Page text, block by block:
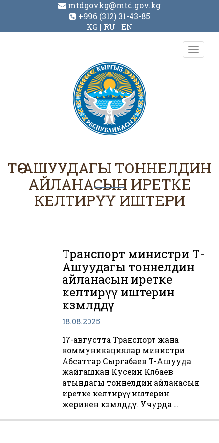
mtdgovkg@mtd.gov.kg
+996 (312) 31-43-85
KG
RU EN
Toggle
ТӨӨ-АШУУДАГЫ ТОННЕЛДИН
АЙЛАНАСЫН ИРЕТКЕ
КЕЛТИРҮҮ ИШТЕРИ
Транспорт министри Төө-
Ашуудагы тоннелдин
айланасын иретке
келтирүү иштерин
көзөмөлдөдү
18.08.2025
17-августта Транспорт жана
коммуникациялар министри
Абсаттар Сыргабаев Төө-Ашууда
жайгашкан Кусеин Көлбаев
атындагы тоннелдин айланасын
иретке келтирүү иштерин
жеринен көзөмөлдөдү. Учурда …